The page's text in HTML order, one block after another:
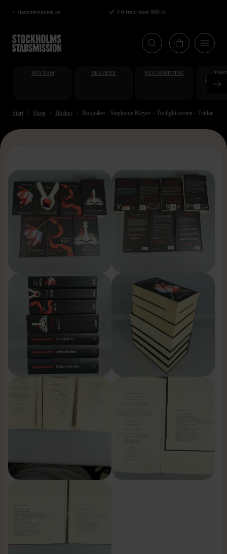
Hoppa
till
huvudinnehåll
< stadsmissionen.se Fri frakt över 990 kr
REA DAM REA HERR REA INREDNING
Start Shop Böcker Bokpaket - Stephenie Meyer – Twilight-serien - 7 titlar
>